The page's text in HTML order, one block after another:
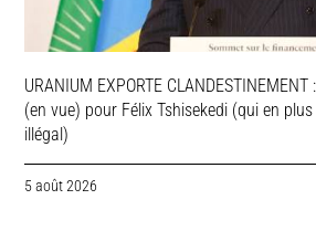
URANIUM EXPORTE
(en vue) pour Félix Tshisekedi (qui en
illégal)
5 août 2026